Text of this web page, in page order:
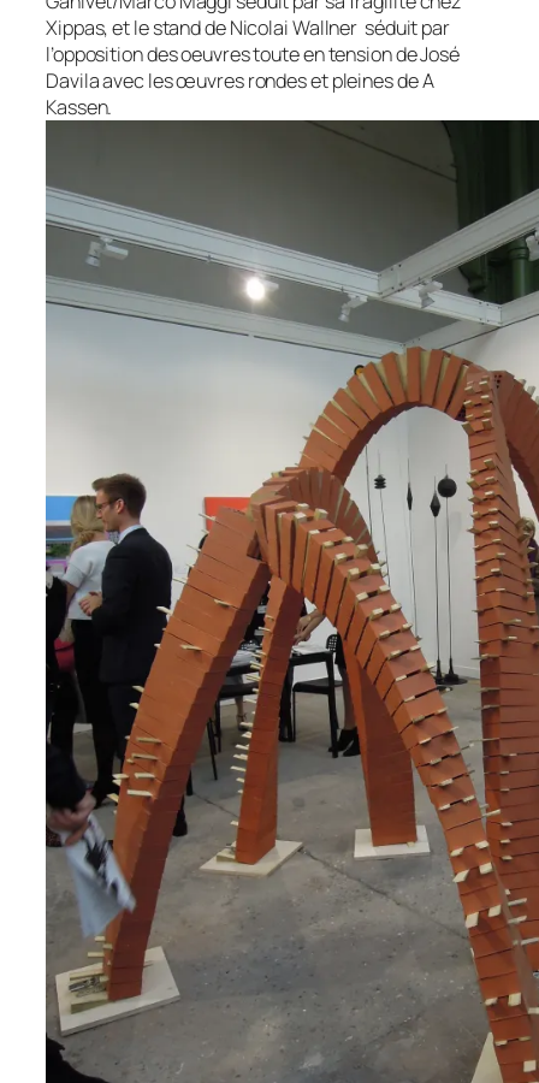
Xippas, et le stand de Nicolai Wallner séduit par
l’opposition des oeuvres toute en tension de José
Davila avec les œuvres rondes et pleines de A
Kassen.